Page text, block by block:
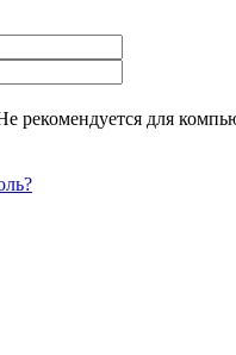
рекомендуется для